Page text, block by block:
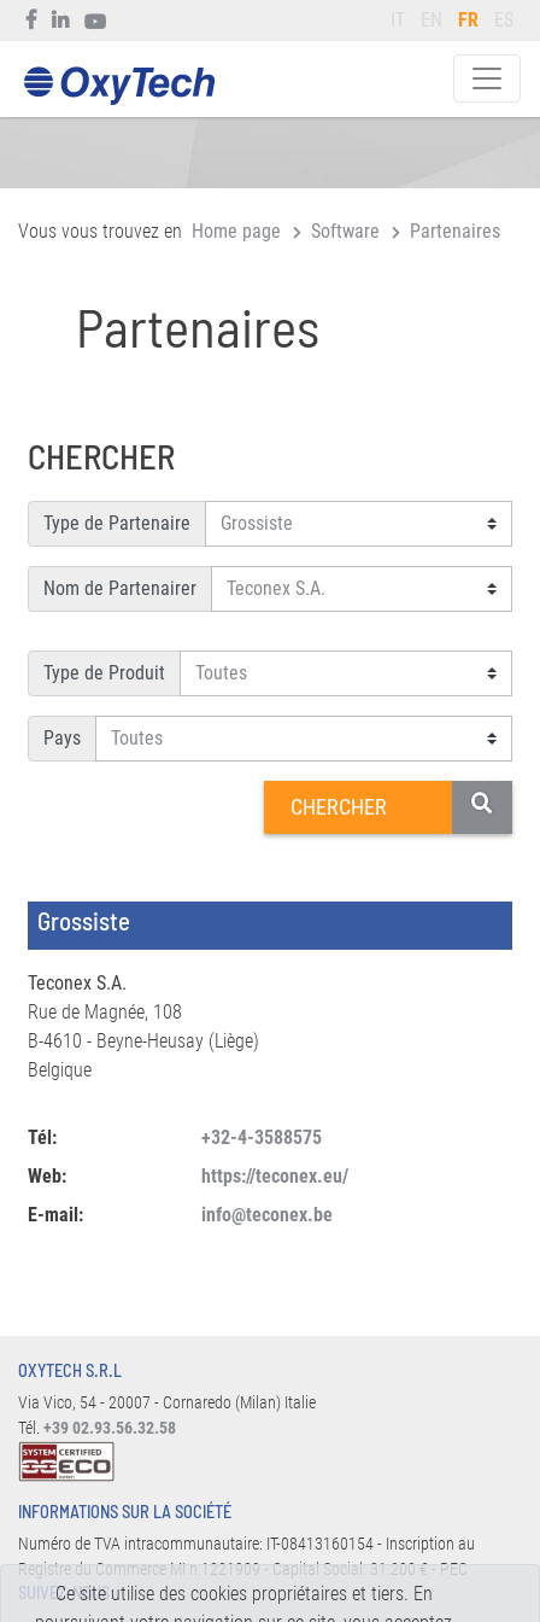
IT EN FR ES
Vous vous trouvez en Home page Software Partenaires
Partenaires
CHERCHER
Type de Partenaire
Nom de Partenairer
Type de Produit
Pays
Grossiste
Teconex S.A.
Rue de Magnée, 108
B-4610 - Beyne-Heusay (Liège)
Belgique
Tél:
+32-4-3588575
Web:
https://teconex.eu/
E-mail:
info@teconex.be
OXYTECH S.R.L
Via Vico, 54 - 20007 - Cornaredo (Milan) Italie
Tél. +39 02.93.56.32.58
INFORMATIONS SUR LA SOCIÉTÉ
Numéro de TVA intracommunautaire: IT-08413160154 - Inscription au
Registre du Commerce MI n.1221909 - Capital Social: 31.200 € - PEC
SUIVEZ-NOUS:
Ce site utilise des cookies propriétaires et tiers. En